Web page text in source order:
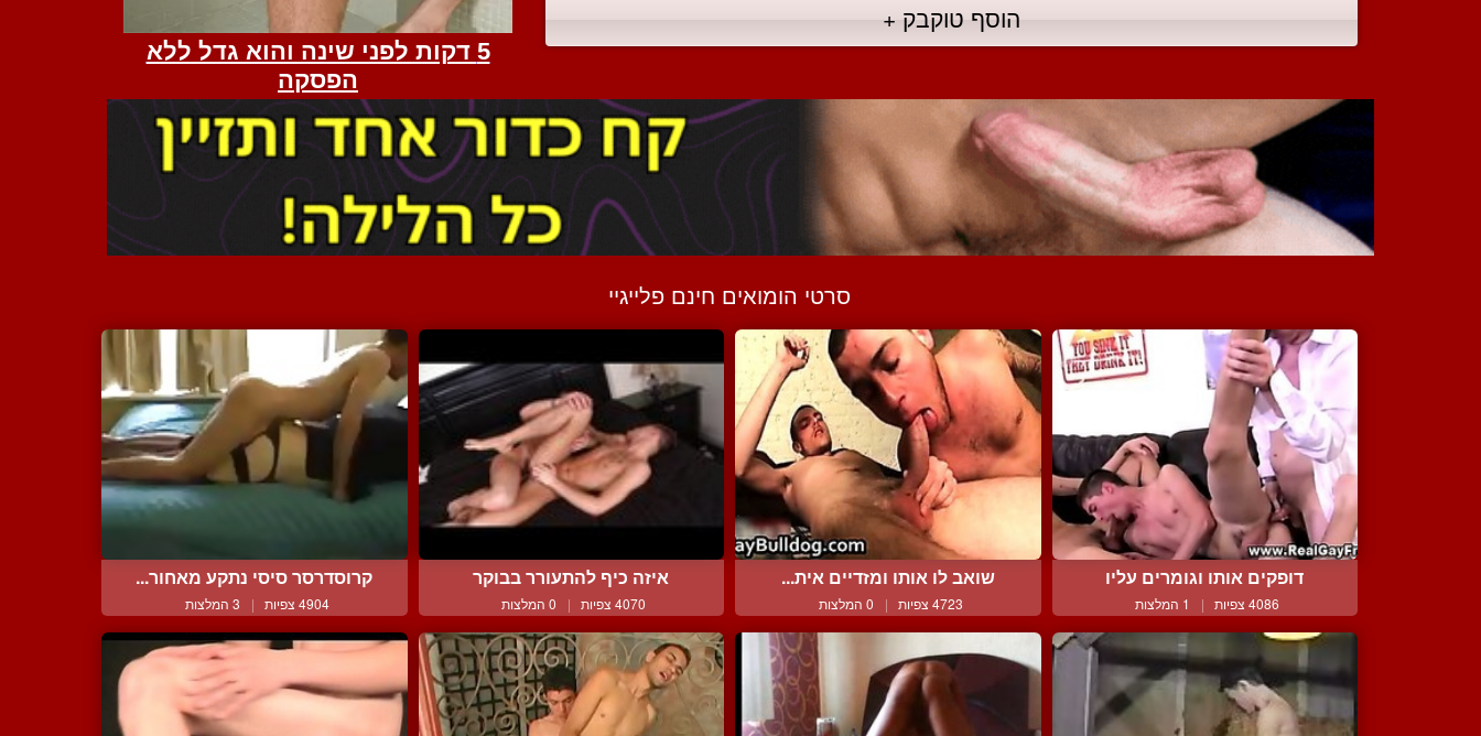
הוסף טוקבק +
סרטי הומואים חינם פלייגיי
דופקים אותו וגומרים עליו
4086 צפיות | 1 המלצות
שואב לו אותו ומזדיים אית...
4723 צפיות | 0 המלצות
איזה כיף להתעורר בבוקר
4070 צפיות | 0 המלצות
קרוסדרסר סיסי נתקע מאחור...
4904 צפיות | 3 המלצות